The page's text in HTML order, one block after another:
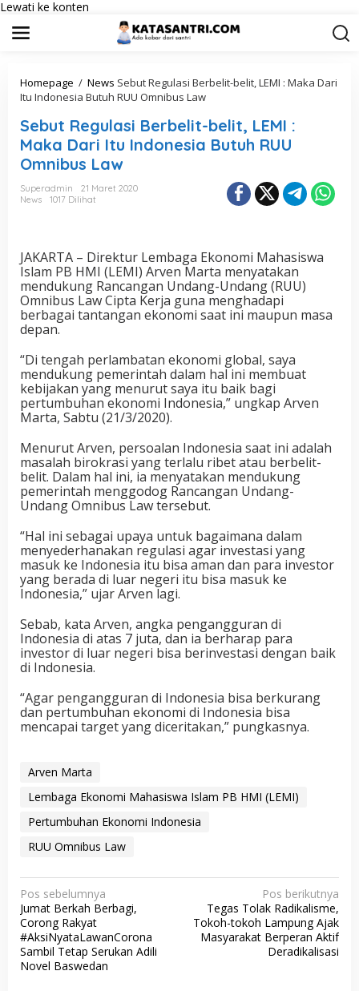
Lewati ke konten
Homepage / News Sebut Regulasi Berbelit-belit, LEMI : Maka Dari
Itu Indonesia Butuh RUU Omnibus Law
Sebut Regulasi Berbelit-belit, LEMI :
Maka Dari Itu Indonesia Butuh RUU
Omnibus Law
Superadmin
21 Maret 2020
News
1017 Dilihat
JAKARTA – Direktur Lembaga Ekonomi Mahasiswa
Islam PB HMI (LEMI) Arven Marta menyatakan
mendukung Rancangan Undang-Undang (RUU)
Omnibus Law Cipta Kerja guna menghadapi
berbagai tantangan ekonomi saat ini maupun masa
depan.
“Di tengah perlambatan ekonomi global, saya
mendukung pemerintah dalam hal ini membuat
kebijakan yang menurut saya itu baik bagi
pertumbuhan ekonomi Indonesia,” ungkap Arven
Marta, Sabtu (21/3/2020).
Menurut Arven, persoalan Indonesia saat ini adalah
masalah birokrasi yang terlalu ribet atau berbelit-
belit. Dalam hal ini, ia menyatakan mendukung
pemerintah menggodog Rancangan Undang-
Undang Omnibus Law tersebut.
“Hal ini sebagai upaya untuk bagaimana dalam
menyederhanakan regulasi agar investasi yang
masuk ke Indonesia itu bisa aman dan para investor
yang berada di luar negeri itu bisa masuk ke
Indonesia,” ujar Arven lagi.
Sebab, kata Arven, angka pengangguran di
Indonesia di atas 7 juta, dan ia berharap para
investor di luar negeri bisa berinvestasi dengan baik
di Indonesia.
“Agar pengangguran di Indonesia bisa berkurang
dan pertumbuhan ekonomi di Indonesia bisa
mencapai target yang diceritakan,” pungkasnya.
Arven Marta
Lembaga Ekonomi Mahasiswa Islam PB HMI (LEMI)
Pertumbuhan Ekonomi Indonesia
RUU Omnibus Law
N
a
v
i
Pos sebelumnya
Jumat Berkah Berbagi,
Corong Rakyat
#AksiNyataLawanCorona
Sambil Tetap Serukan Adili
Novel Baswedan
Pos berikutnya
Tegas Tolak Radikalisme,
Tokoh-tokoh Lampung Ajak
Masyarakat Berperan Aktif
Deradikalisasi